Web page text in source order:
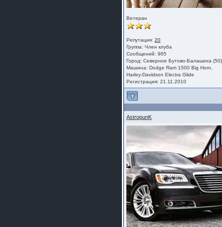
Ветеран
Репутация:20
Группа:Член клуба
Сообщений: 965
Город: Северное Бутово-Балашиха (50)
Машина: Dodge Ram 1500 Big Horn,
Harley-Davidson Electra Glide
Регистрация: 21.11.2010
AstropunK